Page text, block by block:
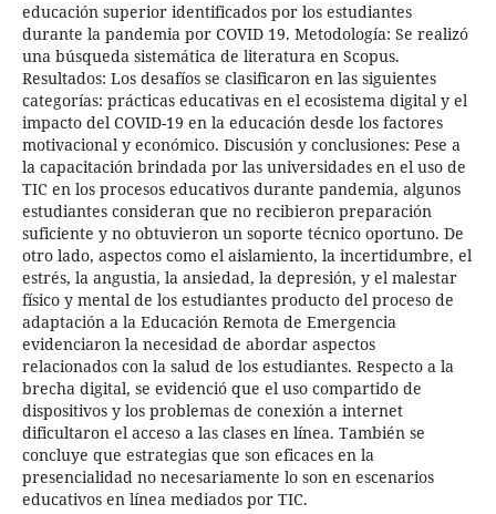
educación superior identificados por los estudiantes
durante la pandemia por COVID 19. Metodología: Se realizó
una búsqueda sistemática de literatura en Scopus.
Resultados: Los desafíos se clasificaron en las siguientes
categorías: prácticas educativas en el ecosistema digital y el
impacto del COVID-19 en la educación desde los factores
motivacional y económico. Discusión y conclusiones: Pese a
la capacitación brindada por las universidades en el uso de
TIC en los procesos educativos durante pandemia, algunos
estudiantes consideran que no recibieron preparación
suficiente y no obtuvieron un soporte técnico oportuno. De
otro lado, aspectos como el aislamiento, la incertidumbre, el
estrés, la angustia, la ansiedad, la depresión, y el malestar
físico y mental de los estudiantes producto del proceso de
adaptación a la Educación Remota de Emergencia
evidenciaron la necesidad de abordar aspectos
relacionados con la salud de los estudiantes. Respecto a la
brecha digital, se evidenció que el uso compartido de
dispositivos y los problemas de conexión a internet
dificultaron el acceso a las clases en línea. También se
concluye que estrategias que son eficaces en la
presencialidad no necesariamente lo son en escenarios
educativos en línea mediados por TIC.